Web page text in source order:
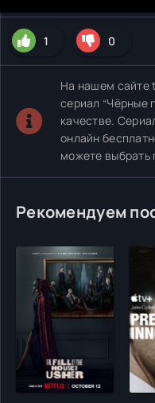
1 0
На нашем сайте
сериал “Чёрные
качестве.
онлайн
можете выбрать
Рекомендуем